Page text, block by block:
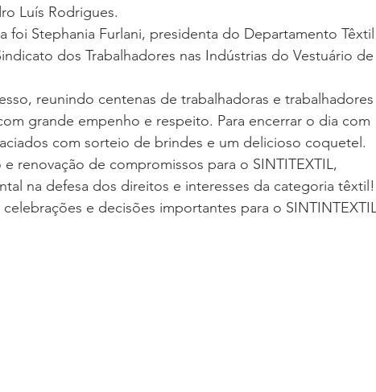
Luís Rodrigues.
foi Stephania Furlani, presidenta do Departamento Têxtil
dos Trabalhadores nas Indústrias do Vestuário de
reunindo centenas de trabalhadoras e trabalhadores
grande empenho e respeito. Para encerrar o dia com
com sorteio de brindes e um delicioso coquetel.
renovação de compromissos para o SINTITEXTIL,
na defesa dos direitos e interesses da categoria têxtil!
e decisões importantes para o